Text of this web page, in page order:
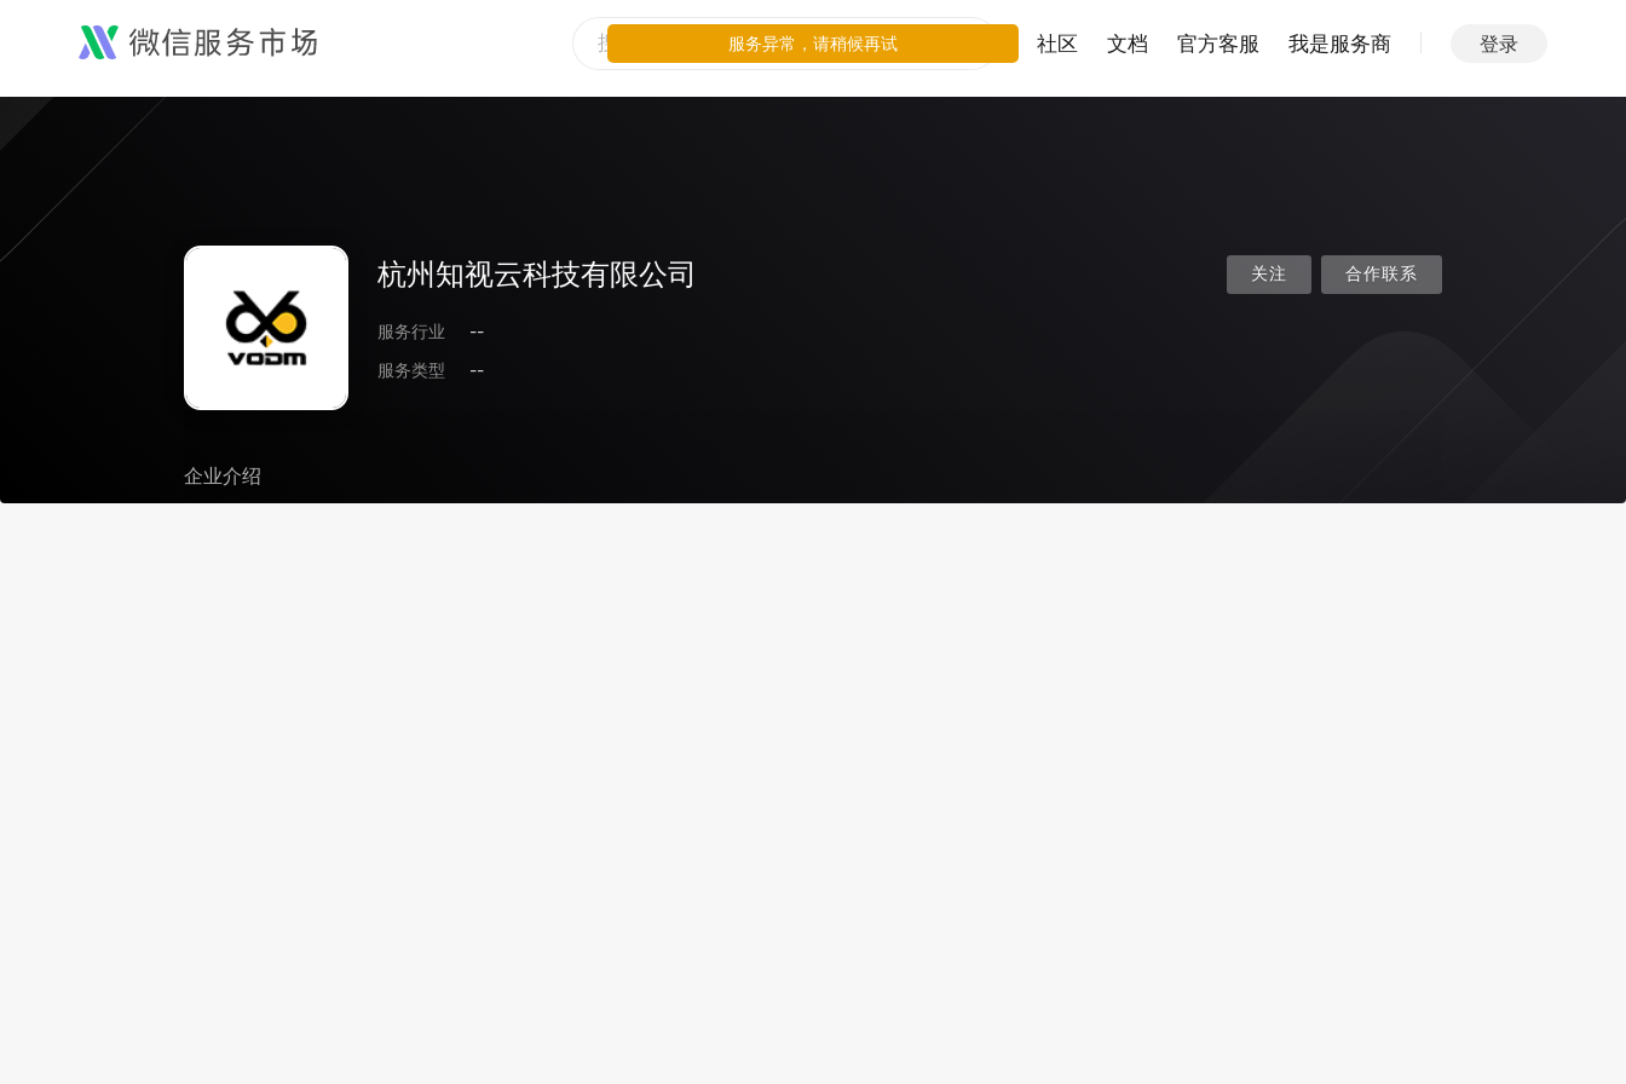
社区 文档 官方客服 我是服务商 登录
杭州知视云科技有限公司
服务行业
--
服务类型
--
关注 合作联系
企业介绍
服务异常，请稍候再试